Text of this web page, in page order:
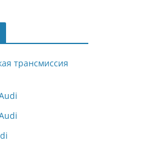
трансмиссия